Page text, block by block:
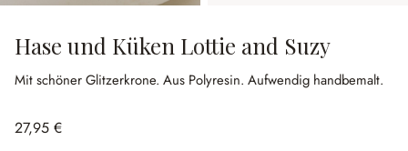
Hase und Küken Lottie and Suzy
Mit schöner Glitzerkrone. Aus Polyresin. Aufwendig handbemalt.
27,95 €